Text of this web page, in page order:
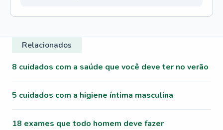
Relacionados
8 cuidados com a saúde que você deve ter no verão
5 cuidados com a higiene íntima masculina
18 exames que todo homem deve fazer